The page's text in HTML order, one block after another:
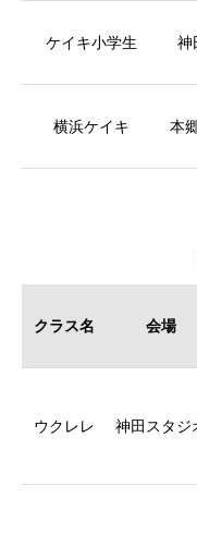
ケイキ小学生 神
横浜ケイキ 本
クラス名 会場
ウクレレ 神田スタジ